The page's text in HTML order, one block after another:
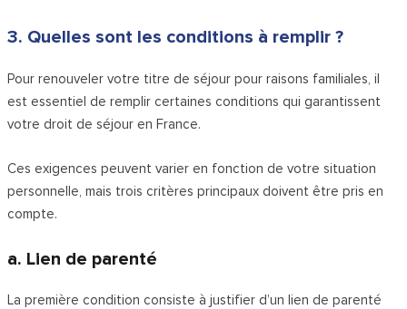
3. Quelles sont les conditions à remplir ?
Pour renouveler votre titre de séjour pour raisons familiales, il
est essentiel de remplir certaines conditions qui garantissent
votre droit de séjour en France.
Ces exigences peuvent varier en fonction de votre situation
personnelle, mais trois critères principaux doivent être pris en
compte.
a. Lien de parenté
La première condition consiste à justifier d’un lien de parenté